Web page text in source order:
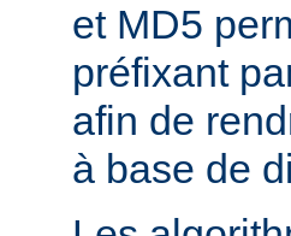
et MD5
préfixant
afin de
à base de